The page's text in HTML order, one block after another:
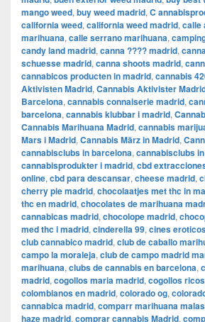
mango weed, buy weed madrid, C
california weed, california weed madrid, calle
marihuana, calle serrano marihuana,
candy land madrid, canna ???? madrid,
schuesse madrid, canna shoots madrid,
cannabicos producten in madrid, cannabis
Aktivisten Madrid, Cannabis Aktivister
Barcelona, cannabis connaiserie madrid,
barcelona, cannabis klubbar i madrid,
Cannabis Marihuana Madrid, cannabis
Mars i Madrid, Cannabis März in Madrid,
cannabisclubs in barcelona, cannabisclubs
cannabisprodukter i madrid, cbd
online, cbd para descansar, cheese madrid,
cherry pie madrid, chocolaatjes met thc in
thc en madrid, chocolates de marihuana
cannabicas madrid, chocolope madrid,
med thc i madrid, cinderella 99, cines
club cannabico madrid, club de caballo
campo la moraleja, club de campo madrid
marihuana, clubs de cannabis en barcelona,
madrid, cogollos maria madrid, cogollos
colombianos en madrid, colorado og,
cannabica madrid, comparr marihuana
haze madrid, comprar cannabis Madrid,